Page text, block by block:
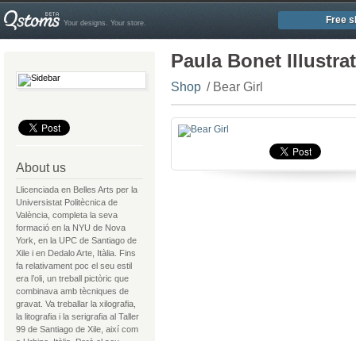
Your designs. Your store. Free
About us
Llicenciada en Belles Arts per la
Universistat Politècnica de
València, completa la seva
formació en la NYU de Nova
York, en la UPC de Santiago de
Xile i en Dedalo Arte, Itàlia. Fins
fa relativament poc el seu estil
era l’oli, un treball pictòric que
combinava amb tècniques de
gravat. Va treballar la xilografia,
la litografia i la serigrafia al Taller
99 de Santiago de Xile, així com
Paula Bonet
Shop / Bear Girl